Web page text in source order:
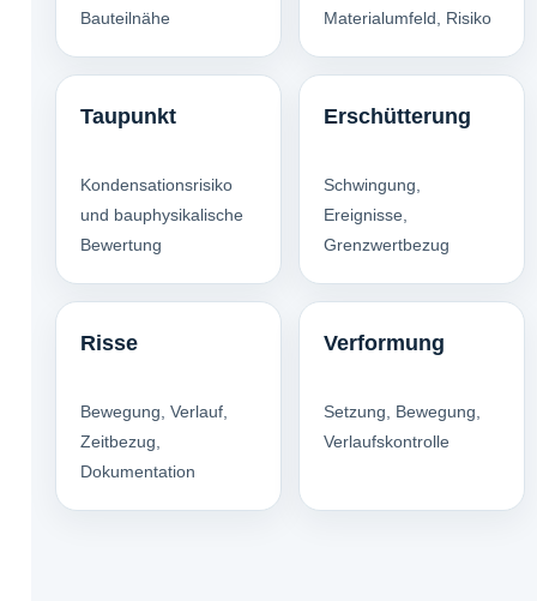
Bauteilnähe
Materialumfeld, Risiko
Taupunkt
Kondensationsrisiko
und bauphysikalische
Bewertung
Erschütterung
Schwingung,
Ereignisse,
Grenzwertbezug
Risse
Bewegung, Verlauf,
Zeitbezug,
Dokumentation
Verformung
Setzung, Bewegung,
Verlaufskontrolle